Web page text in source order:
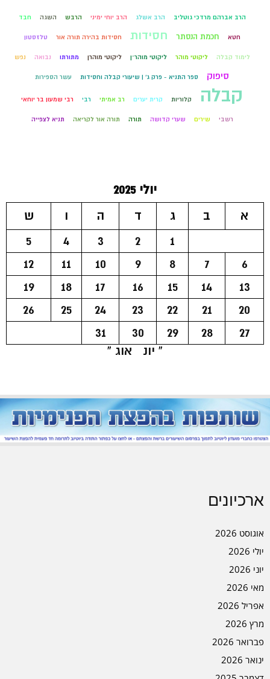
הרב אברהם מרדכי גוטליב הרב אשלג הרב יוחי ימיני הרבש השגה חבד
חטא חכמת הנסתר חסידות חסידות בהירה תורה אור טלזסטון
לימוד קבלה ליקוטי מוהר ליקוטי מוהר״ן ליקוטי מוהרן מתורתו נבואה נפש
סיפוק ספר התניא - פרק ג' | שיעורי קבלה וחסידות עשר הספירות
קבלה קלוריות קרית יערים רב אמיתי רבי רבי שמעון בר יוחאי
רשבי שירים שערי קדושה תורה תורה אור לקריאה תניא לצפייה
יולי 2025
א
ב ג ד ה ו
ש
1
2
3
4
5
6
7
8
9
10
11
12
13
14
15
16
17
18
19
20
21
22
23
24
25
26
27
28
29
30
31
« יונ
אוג »
ארכיונים
אוגוסט 2026
יולי 2026
יוני 2026
מאי 2026
אפריל 2026
מרץ 2026
פברואר 2026
ינואר 2026